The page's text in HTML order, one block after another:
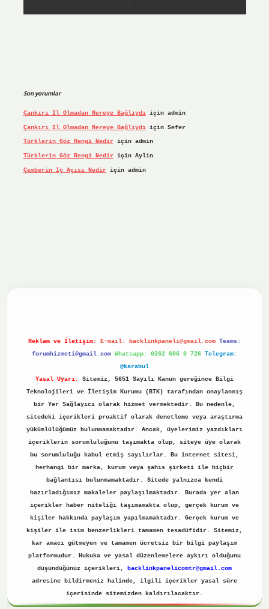
Son yorumlar
Çankırı Il Olmadan Nereye Bağlıydıiçin admin
Çankırı Il Olmadan Nereye Bağlıydıiçin Sefer
Türklerin Göz Rengi Nediriçin admin
Türklerin Göz Rengi Nediriçin Aylin
Çemberin Iç Açısı Nediriçin admin
Reklam ve İletişim: E-mail: backlinkpaneli@gmail.com Teams:
forumhizmeti@gmail.com Whatsapp: 0262 606 0 726 Telegram:
@karabul
Yasal Uyarı:
Sitemiz, 5651 Sayılı Kanun gereğince Bilgi
Teknolojileri ve İletişim Kurumu (BTK) tarafından onaylanmış
bir Yer Sağlayıcı olarak hizmet vermektedir. Bu nedenle,
sitedeki içerikleri proaktif olarak denetleme veya araştırma
yükümlülüğümüz bulunmamaktadır. Ancak, üyelerimiz yazdıkları
içeriklerin sorumluluğunu taşımakta olup, siteye üye olarak
bu sorumluluğu kabul etmiş sayılırlar. Bu internet sitesi,
herhangi bir marka, kurum veya şahıs şirketi ile hiçbir
bağlantısı bulunmamaktadır. Sitede yalnızca kendi
hazırladığımız makaleler paylaşılmaktadır. Burada yer alan
içerikler haber niteliği taşımamakta olup, gerçek kurum ve
kişiler hakkında paylaşım yapılmamaktadır. Gerçek kurum ve
kişiler ile isim benzerlikleri tamamen tesadüfidir. Sitemiz,
kar amacı gütmeyen ve tamamen ücretsiz bir bilgi paylaşım
platformudur. Hukuka ve yasal düzenlemelere aykırı olduğunu
düşündüğünüz içerikleri,
backlinkpanelicomtr@gmail.com
adresine bildirmeniz halinde, ilgili içerikler yasal süre
içerisinde sitemizden kaldırılacaktır.